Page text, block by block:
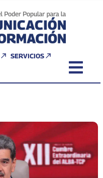
SERVICIOS